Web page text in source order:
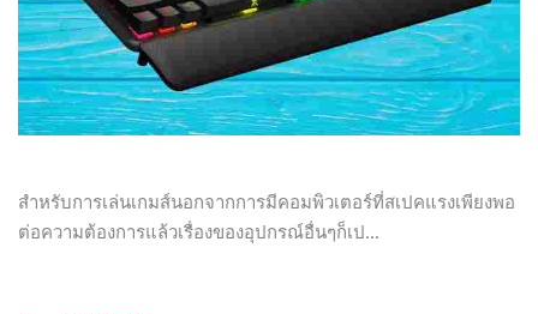
สำหรับการเล่นเกมส์นอกจากการมีคอมพิวเตอร์ที่สเปคแรงเพียงพอ
ต่อความต้องการแล้วเรื่องของอุปกรณ์อื่นๆก็เป...